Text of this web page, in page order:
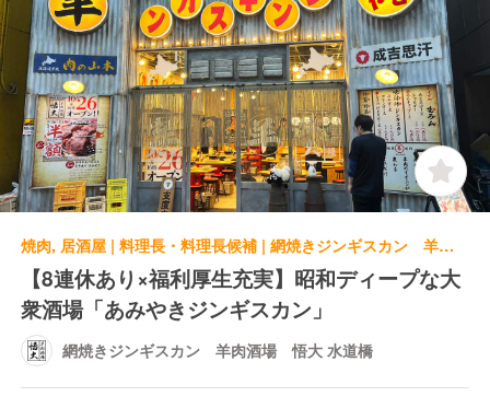
焼肉, 居酒屋 | 料理長・料理長候補 | 網焼きジンギスカン 羊肉酒場 悟大 水道橋
【8連休あり×福利厚生充実】昭和ディープな大
衆酒場「あみやきジンギスカン」
網焼きジンギスカン 羊肉酒場 悟大 水道橋